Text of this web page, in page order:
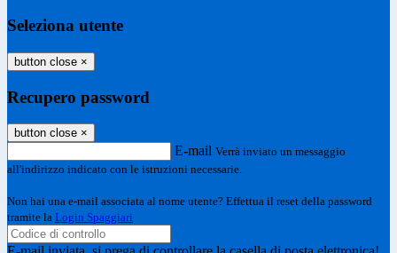
Seleziona utente
button close ×
Recupero password
button close ×
E-mail Verrà inviato un messaggio
all'indirizzo indicato con le istruzioni necessarie.
Non hai una e-mail associata al nome utente? Effettua il reset della password
tramite la Login Spaggiari